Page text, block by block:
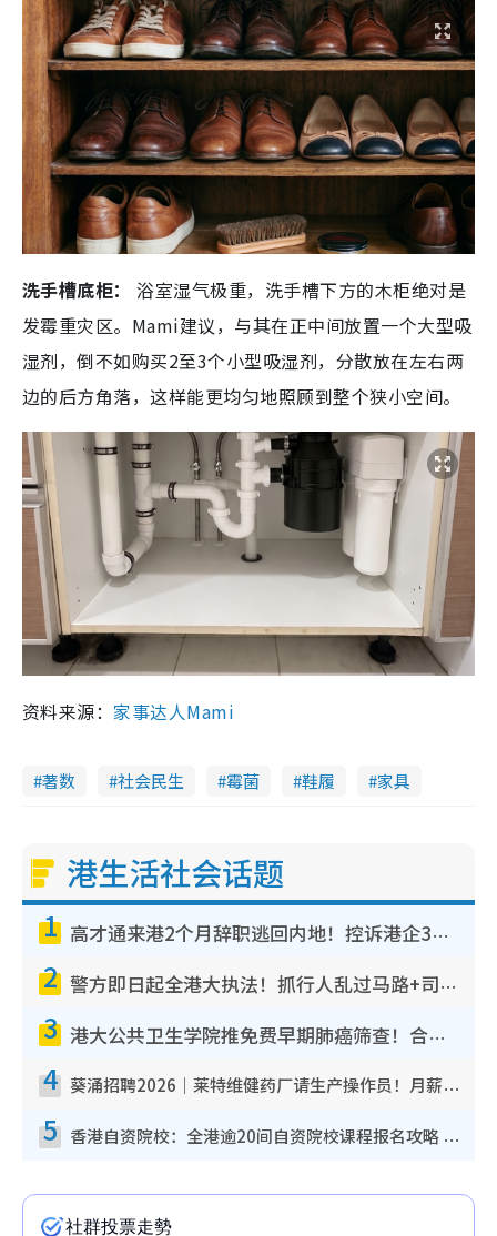
洗手槽底柜：
浴室湿气极重，洗手槽下方的木柜绝对是
发霉重灾区。Mami建议，与其在正中间放置一个大型吸
湿剂，倒不如购买2至3个小型吸湿剂，分散放在左右两
边的后方角落，这样能更均匀地照顾到整个狭小空间。
资料来源：家事达人Mami
著数 社会民生 霉菌 鞋履 家具
港生活社会话题
1 高才通来港2个月辞职逃回内地！控诉港企3宗罪，叹微管理极窒息
2 警方即日起全港大执法！抓行人乱过马路+司机不专注驾驶！乱过马路罚$2000
3 港大公共卫生学院推免费早期肺癌筛查！合资格人士将获全额资助定期血液化验/电脑断层扫描/风险评估
4 葵涌招聘2026｜莱特维健药厂请生产操作员！月薪高达$1.7万 冷气厂房/五天工作/保障双粮
5 香港自资院校：全港逾20间自资院校课程报名攻略 留位费可退/申请日期/报名链接